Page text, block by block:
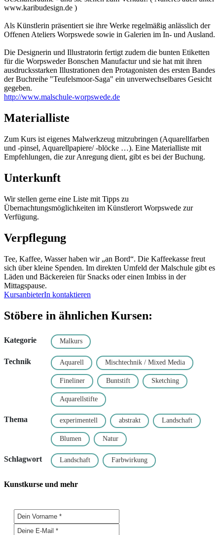
www.karibudesign.de )
Als Künstlerin präsentiert sie ihre Werke regelmäßig anlässlich der
Offenen Ateliers Worpswede sowie in Galerien im In- und Ausland.
Die Designerin und Illustratorin fertigt zudem die bunten Etiketten
für die Worpsweder Bonschen Manufactur und sie hat mit ihren
ausdrucksstarken Illustrationen den Protagonisten des ersten Bandes
der Buchreihe "Teufelsmoor-Saga" ein unverwechselbares Gesicht
gegeben.
http://www.malschule-worpswede.de
Materialliste
Zum Kurs ist eigenes Malwerkzeug mitzubringen (Aquarellfarben
und -pinsel, Aquarellpapiere/ -blöcke …). Eine Materialliste mit
Empfehlungen, die zur Anregung dient, gibt es bei der Buchung.
Unterkunft
Wir stellen gerne eine Liste mit Tipps zu
Übernachtungsmöglichkeiten im Künstlerort Worpswede zur
Verfügung.
Verpflegung
Tee, Kaffee, Wasser haben wir „an Bord“. Die Kaffeekasse freut
sich über kleine Spenden. Im direkten Umfeld der Malschule gibt es
Läden und Bäckereien für Snacks oder einen Imbiss in der
Mittagspause.
KursanbieterIn kontaktieren
Stöbere in ähnlichen Kursen:
Kategorie Malkurs
Technik Aquarell Mischtechnik / Mixed Media
Fineliner Buntstift Sketching
Aquarellstifte
Thema experimentell abstrakt Landschaft
Blumen Natur
Schlagwort Landschaft Farbwirkung
Kunstkurse und mehr